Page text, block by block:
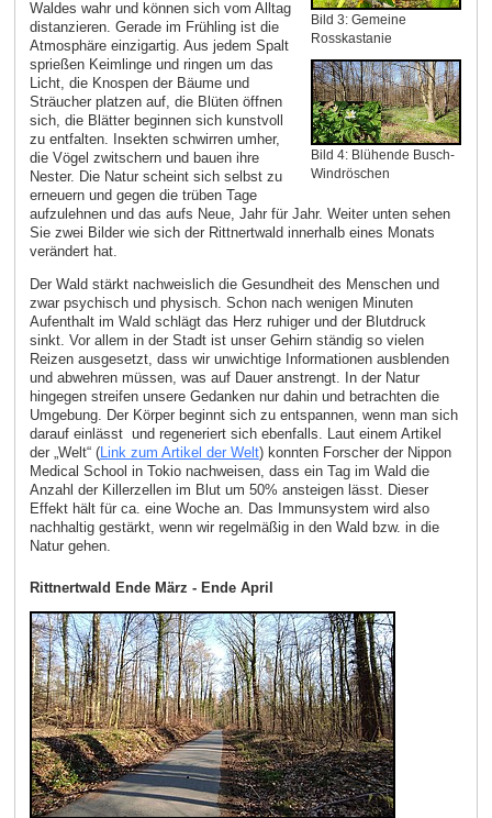
Bild 3: Gemeine
Rosskastanie
Bild 4: Blühende Busch-
Windröschen
Waldes wahr und können sich vom Alltag
distanzieren. Gerade im Frühling ist die
Atmosphäre einzigartig. Aus jedem Spalt
sprießen Keimlinge und ringen um das
Licht, die Knospen der Bäume und
Sträucher platzen auf, die Blüten öffnen
sich, die Blätter beginnen sich kunstvoll
zu entfalten. Insekten schwirren umher,
die Vögel zwitschern und bauen ihre
Nester. Die Natur scheint sich selbst zu
erneuern und gegen die trüben Tage
aufzulehnen und das aufs Neue, Jahr für Jahr. Weiter unten sehen
Sie zwei Bilder wie sich der Rittnertwald innerhalb eines Monats
verändert hat.
Der Wald stärkt nachweislich die Gesundheit des Menschen und
zwar psychisch und physisch. Schon nach wenigen Minuten
Aufenthalt im Wald schlägt das Herz ruhiger und der Blutdruck
sinkt. Vor allem in der Stadt ist unser Gehirn ständig so vielen
Reizen ausgesetzt, dass wir unwichtige Informationen ausblenden
und abwehren müssen, was auf Dauer anstrengt. In der Natur
hingegen streifen unsere Gedanken nur dahin und betrachten die
Umgebung. Der Körper beginnt sich zu entspannen, wenn man sich
darauf einlässt und regeneriert sich ebenfalls. Laut einem Artikel
der „Welt“ (Link zum Artikel der Welt) konnten Forscher der Nippon
Medical School in Tokio nachweisen, dass ein Tag im Wald die
Anzahl der Killerzellen im Blut um 50% ansteigen lässt. Dieser
Effekt hält für ca. eine Woche an. Das Immunsystem wird also
nachhaltig gestärkt, wenn wir regelmäßig in den Wald bzw. in die
Natur gehen.
Rittnertwald Ende März - Ende April